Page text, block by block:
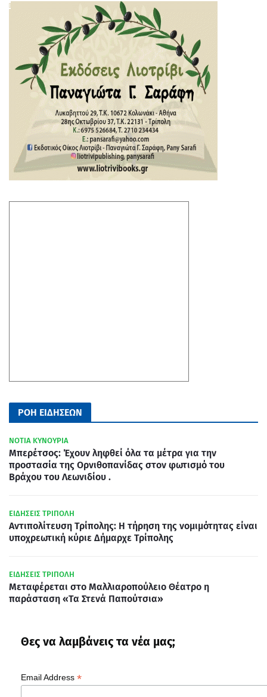
ΡΟΗ ΕΙΔΗΣΕΩΝ
ΝΟΤΙΑ ΚΥΝΟΥΡΙΑ
Μπερέτσος: Έχουν ληφθεί όλα τα μέτρα για την
προστασία της Ορνιθοπανίδας στον φωτισμό του
Βράχου του Λεωνιδίου .
ΕΙΔΗΣΕΙΣ ΤΡΙΠΟΛΗ
Αντιπολίτευση Τρίπολης: Η τήρηση της νομιμότητας είναι
υποχρεωτική κύριε Δήμαρχε Τρίπολης
ΕΙΔΗΣΕΙΣ ΤΡΙΠΟΛΗ
Μεταφέρεται στο Μαλλιαροπούλειο Θέατρο η
παράσταση «Τα Στενά Παπούτσια»
Θες να λαμβάνεις τα νέα μας;
Email Address *